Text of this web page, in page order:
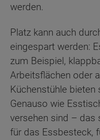
werden.
Platz kann auch
eingespart werden:
zum Beispiel,
Arbeitsflächen oder
Küchenstühle bieten
Genauso wie
versehen sind – das
für das Essbesteck,